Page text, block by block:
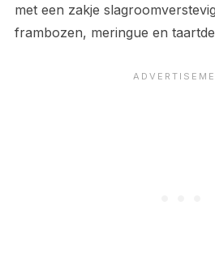
met een zakje
frambozen, meringue en